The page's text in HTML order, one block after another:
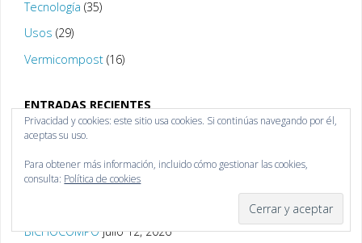
Tecnología (35)
Usos (29)
Vermicompost(16)
ENTRADAS RECIENTES
El cuaderno BICHOCOMPO
Proyecto BICHOCOMPO: resultados del muestreo con el
embudo de Berlese julio 12, 2026
Webinario con los resultados finales del proyecto
BICHOCOMPO julio 12, 2026
Privacidad y cookies: este sitio usa cookies. Si continúas navegando por él,
aceptas su uso.
Para obtener más información, incluido cómo gestionar las cookies,
consulta: Política de cookies